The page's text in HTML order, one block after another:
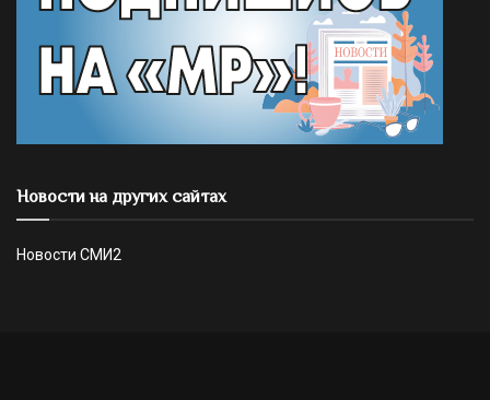
Новости на других сайтах
Новости СМИ2